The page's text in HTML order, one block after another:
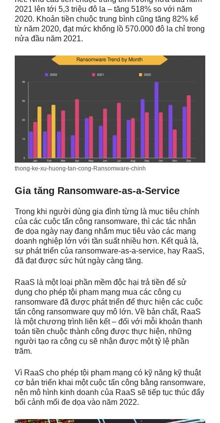
2021 lên tới 5,3 triệu đô la – tăng 518% so với năm
2020. Khoản tiền chuộc trung bình cũng tăng 82% kể
từ năm 2020, đạt mức khổng lồ 570.000 đô la chỉ trong
nửa đầu năm 2021.
thong-ke-xu-huong-tan-cong-Ransomware-chinh
Gia tăng Ransomware-as-a-Service
Trong khi người dùng gia đình từng là mục tiêu chính
của các cuộc tấn công ransomware, thì các tác nhân
đe dọa ngày nay đang nhắm mục tiêu vào các mạng
doanh nghiệp lớn với tần suất nhiều hơn. Kết quả là,
sự phát triển của ransomware-as-a-service, hay RaaS,
đã đạt được sức hút ngày càng tăng.
RaaS là ​​một loại phần mềm độc hại trả tiền để sử
dụng cho phép tội phạm mạng mua các công cụ
ransomware đã được phát triển để thực hiện các cuộc
tấn công ransomware quy mô lớn. Về bản chất, RaaS
là ​​một chương trình liên kết – đối với mỗi khoản thanh
toán tiền chuộc thành công được thực hiện, những
người tạo ra công cụ sẽ nhận được một tỷ lệ phần
trăm.
Vì RaaS cho phép tội phạm mạng có kỹ năng kỹ thuật
cơ bản triển khai một cuộc tấn công bằng ransomware,
nên mô hình kinh doanh của RaaS sẽ tiếp tục thúc đẩy
bối cảnh mối đe dọa vào năm 2022.